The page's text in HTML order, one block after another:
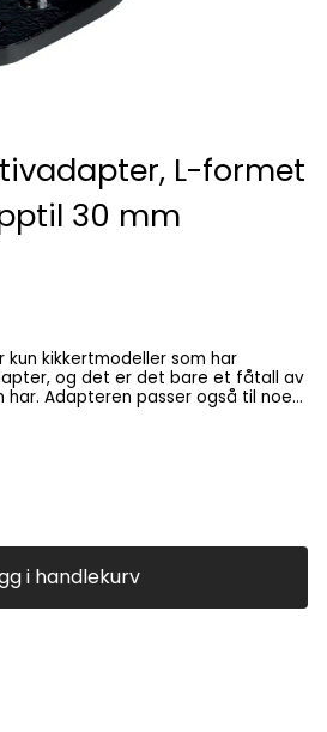
L-formet
30 mm
kikkertmodeller som har
og det er det bare et fåtall av
har. Adapteren passer også til noen
kompaktkikkerter. Passer
i handlekurv